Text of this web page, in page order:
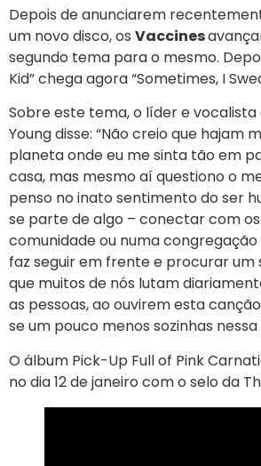
Depois de anunciarem
um novo disco, os Vaccines
segundo tema para o mesmo.
Kid” chega agora “Sometimes, I
Sobre este tema, o líder e vocalista
Young disse: “Não creio que hajam
planeta onde eu me sinta tão em
casa, mas mesmo aí questiono o
penso no inato sentimento do ser
se parte de algo – conectar com
comunidade ou numa congregação
faz seguir em frente e procurar um
que muitos de nós lutam
as pessoas, ao ouvirem esta
se um pouco menos sozinhas nessa
O álbum Pick-Up Full of Pink
no dia 12 de janeiro com o selo da